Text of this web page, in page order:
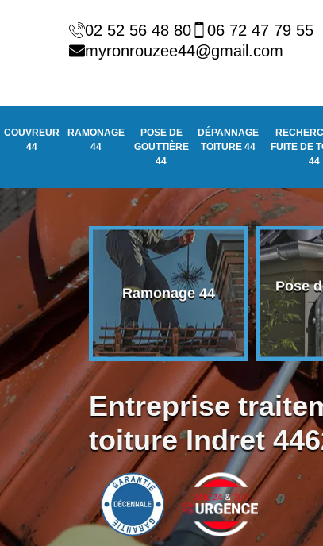
02 52 56 48 80
06 72 47 79 55
myronrouzee44@gmail.com
COUVREUR
44
RAMONAGE
44
POSE DE
GOUTTIÈRE
44
DÉPANNAGE
TOITURE 44
FUITE DE
44
44 Ramonage 44
Pose
Entreprise
toiture Indret